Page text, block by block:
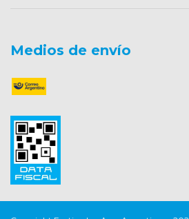
Medios de envío